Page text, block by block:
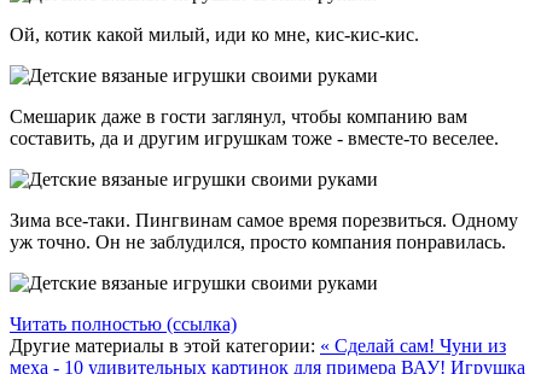
Ой, котик какой милый, иди ко мне, кис-кис-кис.
Смешарик даже в гости заглянул, чтобы компанию вам
составить, да и другим игрушкам тоже - вместе-то веселее.
Зима все-таки. Пингвинам самое время порезвиться. Одному
уж точно. Он не заблудился, просто компания понравилась.
Читать полностью (ссылка)
Другие материалы в этой категории: « Сделай сам! Чуни из
меха - 10 удивительных картинок для примера ВАУ! Игрушка